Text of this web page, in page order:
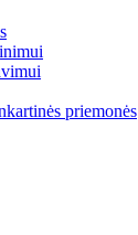
priemonės